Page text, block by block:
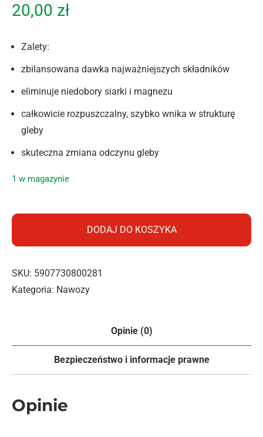
20,00 zł
Zalety:
zbilansowana dawka najważniejszych składników
eliminuje niedobory siarki i magnezu
całkowicie rozpuszczalny, szybko wnika w strukturę
gleby
skuteczna zmiana odczynu gleby
1 w magazynie
DODAJ DO KOSZYKA
SKU: 5907730800281
Kategoria: Nawozy
Opinie (0)
Bezpieczeństwo i informacje prawne
Opinie